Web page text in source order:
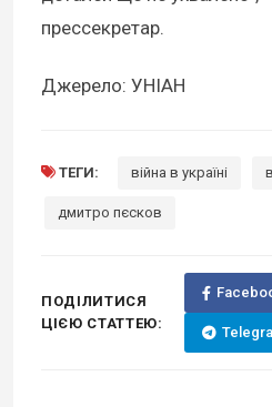
прессекретар.
Джерело: УНІАН
ТЕГИ: війна в україні
дмитро пєсков
ПОДІЛИТИСЯ
ЦІЄЮ СТАТТЕЮ: